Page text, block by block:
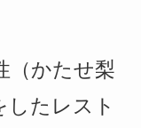
（かたせ梨
したレスト